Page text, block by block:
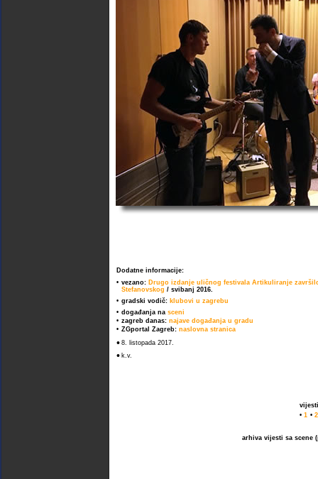
Dodatne informacije:
• vezano: Drugo izdanje uličnog festivala Artikuliranje
Stefanovskog / svibanj 2016.
• gradski vodič: klubovi u zagrebu
• događanja na sceni
• zagreb danas: najave događanja u gradu
• ZGportal Zagreb: naslovna stranica
• 8. listopada 2017.
• k.v.
• 1 • 2
arhiva vijesti sa scene